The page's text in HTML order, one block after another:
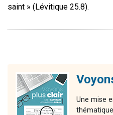
saint » (Lévitique 25.8).
Une mise